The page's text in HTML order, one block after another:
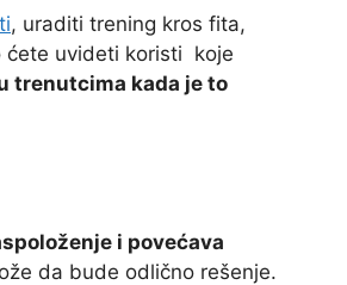
, uraditi trening kros fita,
ćete uvideti koristi koje
trenutcima kada je to
i povećava
da bude odlično rešenje.